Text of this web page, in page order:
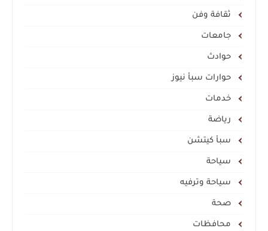
ثقافة وفن
جامعات
حوادث
حوارات سبأ نيوز
خدمات
رياضة
سبأ كيتشن
سياحة
سياحة وترفيه
صحة
محافظات